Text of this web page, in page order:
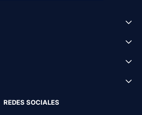
REDES SOCIALES